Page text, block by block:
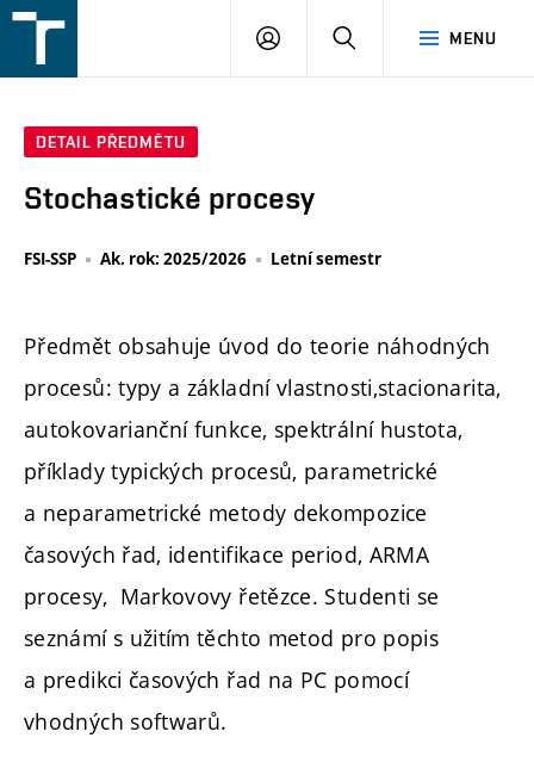
v
MENU
PŘIHLÁŠENÍ
DETAIL PŘEDMĚTU
Stochastické procesy
FSI-SSP Ak. rok: 2025/2026 Letní semestr
Předmět obsahuje úvod do teorie náhodných
procesů: typy a základní vlastnosti,stacionarita,
autokovarianční funkce, spektrální hustota,
příklady typických procesů, parametrické
a neparametrické metody dekompozice
časových řad, identifikace period, ARMA
procesy, Markovovy řetězce. Studenti se
seznámí s užitím těchto metod pro popis
a predikci časových řad na PC pomocí
vhodných softwarů.